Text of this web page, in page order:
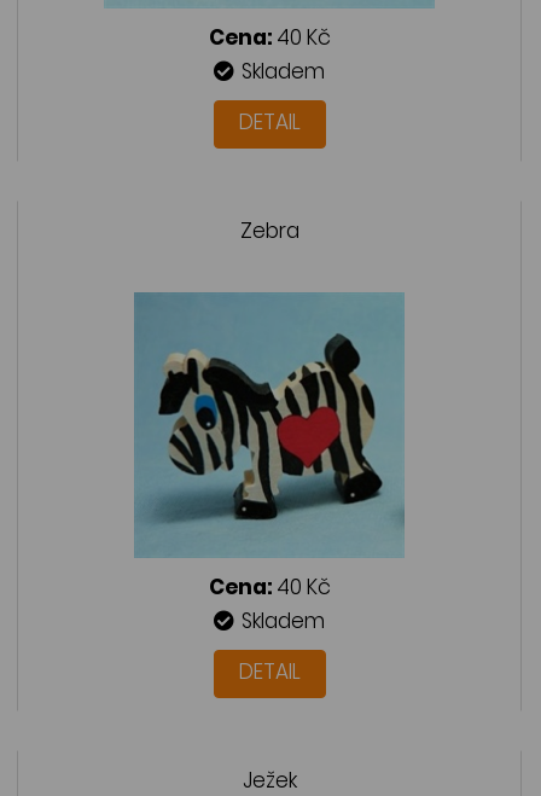
Cena: 40 Kč
Skladem
DETAIL
Zebra
Cena: 40 Kč
Skladem
DETAIL
Ježek